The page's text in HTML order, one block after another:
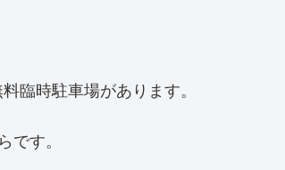
臨時駐車場があります。
です。